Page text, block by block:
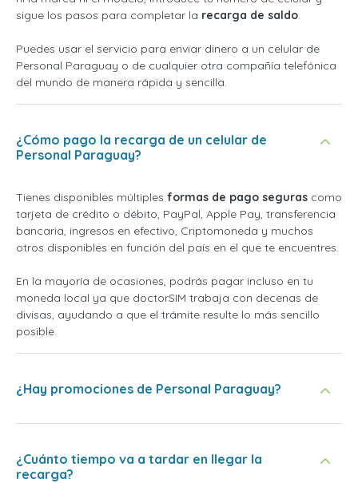
sigue los pasos para completar la recarga de saldo.
Puedes usar el servicio para enviar dinero a un celular de
Personal Paraguay o de cualquier otra compañía telefónica
del mundo de manera rápida y sencilla.
¿Cómo pago la recarga de un celular de
Personal Paraguay?
Tienes disponibles múltiples formas de pago seguras como
tarjeta de crédito o débito, PayPal, Apple Pay, transferencia
bancaria, ingresos en efectivo, Criptomoneda y muchos
otros disponibles en función del país en el que te encuentres.
En la mayoría de ocasiones, podrás pagar incluso en tu
moneda local ya que doctorSIM trabaja con decenas de
divisas, ayudando a que el trámite resulte lo más sencillo
posible.
¿Hay promociones de Personal Paraguay?
¿Cuánto tiempo va a tardar en llegar la
recarga?